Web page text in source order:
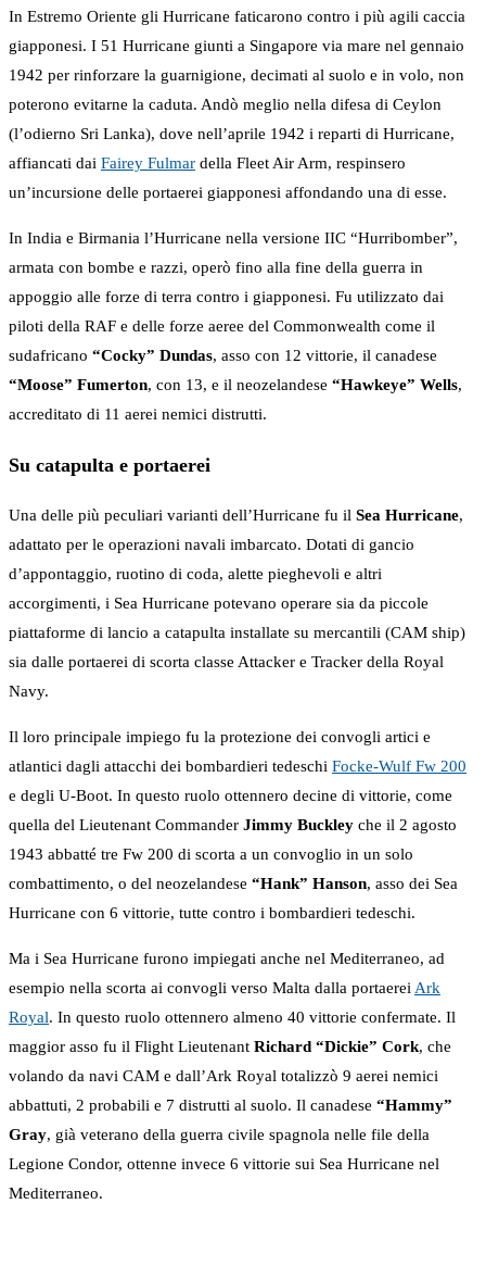
In Estremo Oriente gli Hurricane faticarono contro i più agili caccia
giapponesi. I 51 Hurricane giunti a Singapore via mare nel gennaio
1942 per rinforzare la guarnigione, decimati al suolo e in volo, non
poterono evitarne la caduta. Andò meglio nella difesa di Ceylon
(l’odierno Sri Lanka), dove nell’aprile 1942 i reparti di Hurricane,
affiancati dai Fairey Fulmar della Fleet Air Arm, respinsero
un’incursione delle portaerei giapponesi affondando una di esse.
In India e Birmania l’Hurricane nella versione IIC “Hurribomber”,
armata con bombe e razzi, operò fino alla fine della guerra in
appoggio alle forze di terra contro i giapponesi. Fu utilizzato dai
piloti della RAF e delle forze aeree del Commonwealth come il
sudafricano “Cocky” Dundas, asso con 12 vittorie, il canadese
“Moose” Fumerton, con 13, e il neozelandese “Hawkeye” Wells,
accreditato di 11 aerei nemici distrutti.
Su catapulta e portaerei
Una delle più peculiari varianti dell’Hurricane fu il Sea Hurricane,
adattato per le operazioni navali imbarcato. Dotati di gancio
d’appontaggio, ruotino di coda, alette pieghevoli e altri
accorgimenti, i Sea Hurricane potevano operare sia da piccole
piattaforme di lancio a catapulta installate su mercantili (CAM ship)
sia dalle portaerei di scorta classe Attacker e Tracker della Royal
Navy.
Il loro principale impiego fu la protezione dei convogli artici e
atlantici dagli attacchi dei bombardieri tedeschi Focke-Wulf Fw 200
e degli U-Boot. In questo ruolo ottennero decine di vittorie, come
quella del Lieutenant Commander Jimmy Buckley che il 2 agosto
1943 abbatté tre Fw 200 di scorta a un convoglio in un solo
combattimento, o del neozelandese “Hank” Hanson, asso dei Sea
Hurricane con 6 vittorie, tutte contro i bombardieri tedeschi.
Ma i Sea Hurricane furono impiegati anche nel Mediterraneo, ad
esempio nella scorta ai convogli verso Malta dalla portaereiArk
Royal. In questo ruolo ottennero almeno 40 vittorie confermate. Il
maggior asso fu il Flight Lieutenant Richard “Dickie” Cork, che
volando da navi CAM e dall’Ark Royal totalizzò 9 aerei nemici
abbattuti, 2 probabili e 7 distrutti al suolo. Il canadese “Hammy”
Gray, già veterano della guerra civile spagnola nelle file della
Legione Condor, ottenne invece 6 vittorie sui Sea Hurricane nel
Mediterraneo.